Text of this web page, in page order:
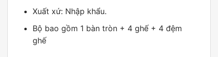
Xuất xứ: Nhập khẩu.
Bộ bao gồm 1 bàn tròn + 4 ghế + 4 đệm
ghế